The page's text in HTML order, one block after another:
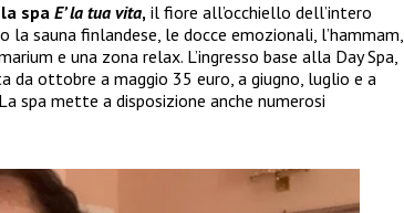
la spa E’ la tua vita, il fiore all’occhiello dell’intero
la sauna finlandese, le docce emozionali, l’hammam,
e una zona relax. L’ingresso base alla Day Spa,
da ottobre a maggio 35 euro, a giugno, luglio e a
spa mette a disposizione anche numerosi